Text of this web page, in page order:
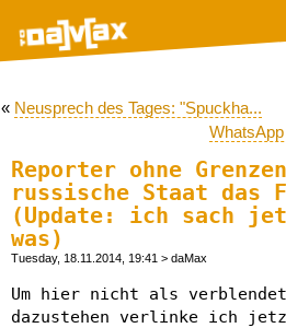
« Neusprech des Tages: "Spuckha...
Reporter ohne
russische Staat das
(Update: ich sach
was)
Tuesday, 18.11.2014, 19:41 > daMax
Um hier nicht als
dazustehen verlinke ich